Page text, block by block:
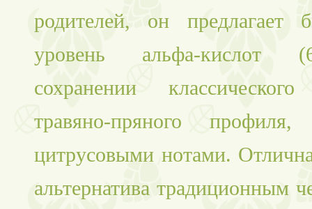
родителей, он предлагает
уровень альфа-кислот
сохранении классического
травяно-пряного профиля,
цитрусовыми нотами.
альтернатива традиционным